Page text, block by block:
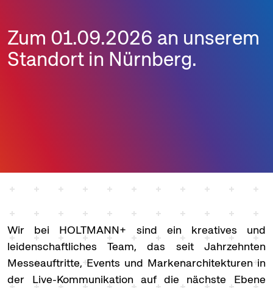
Zum 01.09.2026 an unserem
Standort in Nürnberg.
Wir bei HOLTMANN+ sind ein kreatives und
leidenschaftliches Team, das seit Jahrzehnten
Messeauftritte, Events und Markenarchitekturen in
der Live-Kommunikation auf die nächste Ebene